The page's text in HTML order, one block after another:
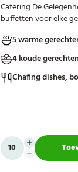
Catering De
buffetten voor elke
moment.
5 warme
4 koude gerechten
Chafing dishes,